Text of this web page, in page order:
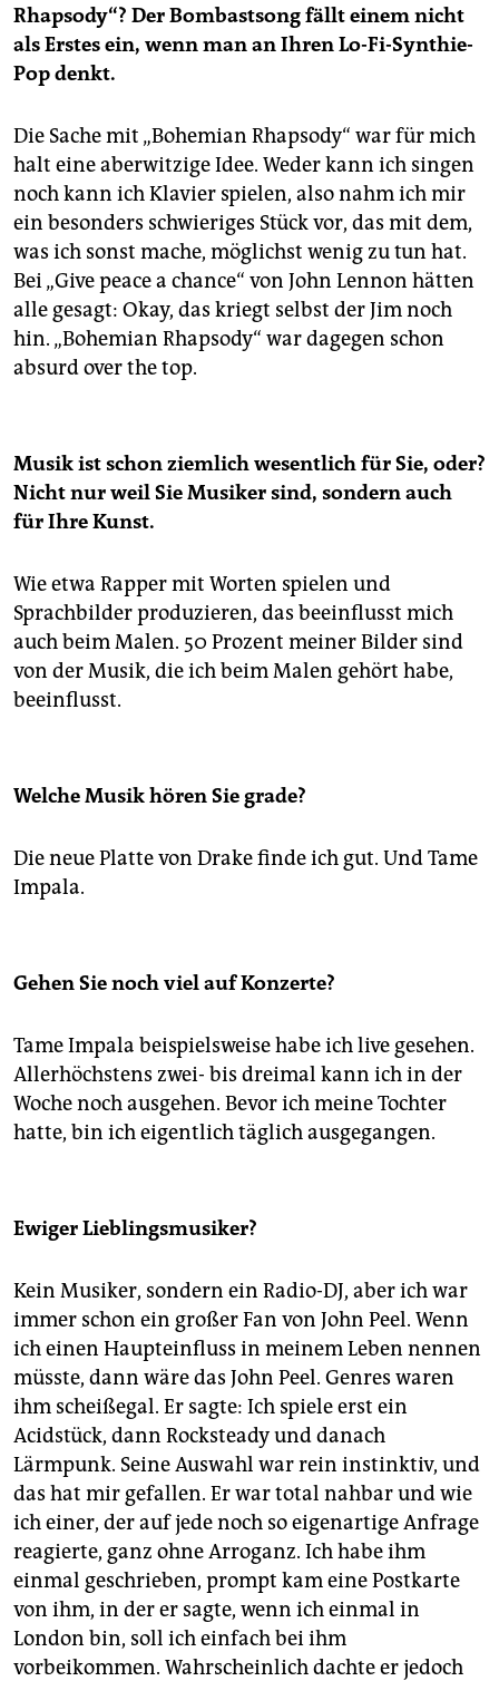
Rhapsody“? Der Bombastsong fällt einem nicht
als Erstes ein, wenn man an Ihren Lo-Fi-Synthie-
Pop denkt.
Die Sache mit „Bohemian Rhapsody“ war für mich
halt eine aberwitzige Idee. Weder kann ich singen
noch kann ich Klavier spielen, also nahm ich mir
ein besonders schwieriges Stück vor, das mit dem,
was ich sonst mache, möglichst wenig zu tun hat.
Bei „Give peace a chance“ von John Lennon hätten
alle gesagt: Okay, das kriegt selbst der Jim noch
hin. „Bohemian Rhapsody“ war dagegen schon
absurd over the top.
Musik ist schon ziemlich wesentlich für Sie, oder?
Nicht nur weil Sie Musiker sind, sondern auch
für Ihre Kunst.
Wie etwa Rapper mit Worten spielen und
Sprachbilder produzieren, das beeinflusst mich
auch beim Malen. 50 Prozent meiner Bilder sind
von der Musik, die ich beim Malen gehört habe,
beeinflusst.
Welche Musik hören Sie grade?
Die neue Platte von Drake finde ich gut. Und Tame
Impala.
Gehen Sie noch viel auf Konzerte?
Tame Impala beispielsweise habe ich live gesehen.
Allerhöchstens zwei- bis dreimal kann ich in der
Woche noch ausgehen. Bevor ich meine Tochter
hatte, bin ich eigentlich täglich ausgegangen.
Ewiger Lieblingsmusiker?
Kein Musiker, sondern ein Radio-DJ, aber ich war
immer schon ein großer Fan von John Peel. Wenn
ich einen Haupteinfluss in meinem Leben nennen
müsste, dann wäre das John Peel. Genres waren
ihm scheißegal. Er sagte: Ich spiele erst ein
Acidstück, dann Rocksteady und danach
Lärmpunk. Seine Auswahl war rein instinktiv, und
das hat mir gefallen. Er war total nahbar und wie
ich einer, der auf jede noch so eigenartige Anfrage
reagierte, ganz ohne Arroganz. Ich habe ihm
einmal geschrieben, prompt kam eine Postkarte
von ihm, in der er sagte, wenn ich einmal in
London bin, soll ich einfach bei ihm
vorbeikommen. Wahrscheinlich dachte er jedoch